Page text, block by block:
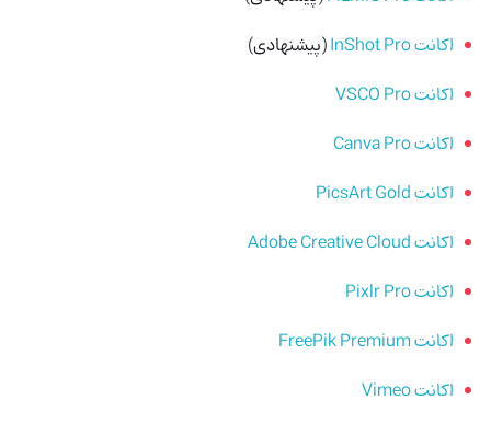
اکانت InShot Pro
(پیشنهادی)
اکانت VSCO Pro
اکانت Canva Pro
اکانت PicsArt Gold
اکانت Adobe Creative Cloud
اکانت Pixlr Pro
اکانت FreePik Premium
اکانت Vimeo